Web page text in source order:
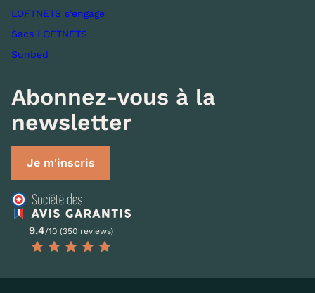
LOFTNETS s’engage
Sacs LOFTNETS
Sunbed
Abonnez-vous à la
newsletter
Je m'inscris
9.4/10 (350 reviews)